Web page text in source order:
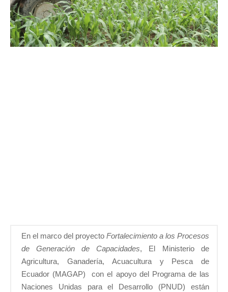
En el marco del proyecto Fortalecimiento a los Procesos
de Generación de Capacidades, El Ministerio de
Agricultura, Ganadería, Acuacultura y Pesca de
Ecuador (MAGAP) con el apoyo del Programa de las
Naciones Unidas para el Desarrollo (PNUD) están